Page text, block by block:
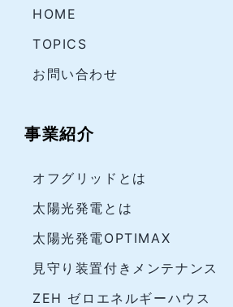
HOME
TOPICS
お問い合わせ
事業紹介
オフグリッドとは
太陽光発電とは
太陽光発電OPTIMAX
見守り装置付きメンテナンス
ZEH ゼロエネルギーハウス